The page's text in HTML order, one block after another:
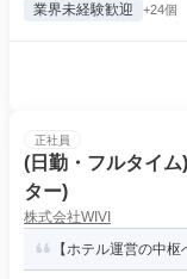
業界未経験歓迎 +24個
正社員
(日勤・フルタイ
ター)
株式会社WIVI
【ホテル運営の中